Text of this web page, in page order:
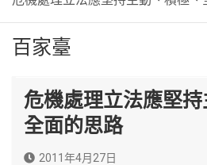
百家臺
危機處理立法應堅持
全面的思路
2011年4月27日